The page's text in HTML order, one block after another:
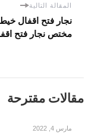
المقالة التالية
مختص نجار فتح
مقالات مقترحة
مارس 4, 2022